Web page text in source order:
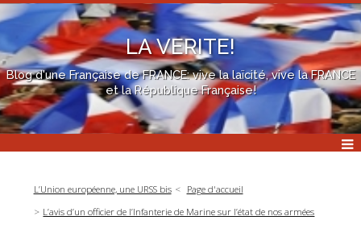
LA VERITE!
Blog d'une Française de FRANCE: vive la laïcité, vive la FRANCE
et la République Française!
L’Union européenne, une URSS bis
Page d'accueil
L’avis d’un officier de l’Infanterie de Marine sur l’état de nos armées